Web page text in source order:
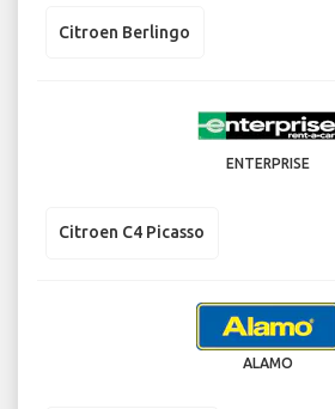
Citroen Berlingo
ENTERPRISE
Citroen C4 Picasso
ALAMO